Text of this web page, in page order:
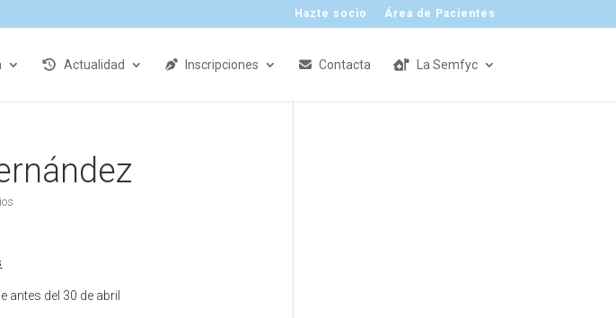
Hazte socio Área de Pacientes
Actualidad Inscripciones Contacta La Semfyc
antes del 30 de abril